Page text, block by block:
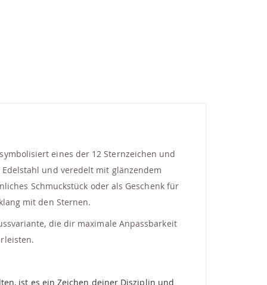
eines der 12 Sternzeichen und
und veredelt mit glänzendem
Schmuckstück oder als Geschenk für
mit den Sternen.
die dir maximale Anpassbarkeit
ist es ein Zeichen deiner Disziplin und